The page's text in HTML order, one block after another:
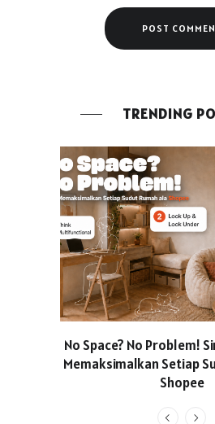
TRENDING
No Space? No Problem!
Memaksimalkan Setiap
Shopee